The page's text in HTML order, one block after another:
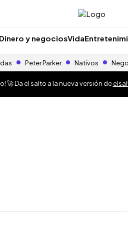
Dinero y negociosVida
Peter Parker Nativos
🚀 Da el salto a la nueva versión de